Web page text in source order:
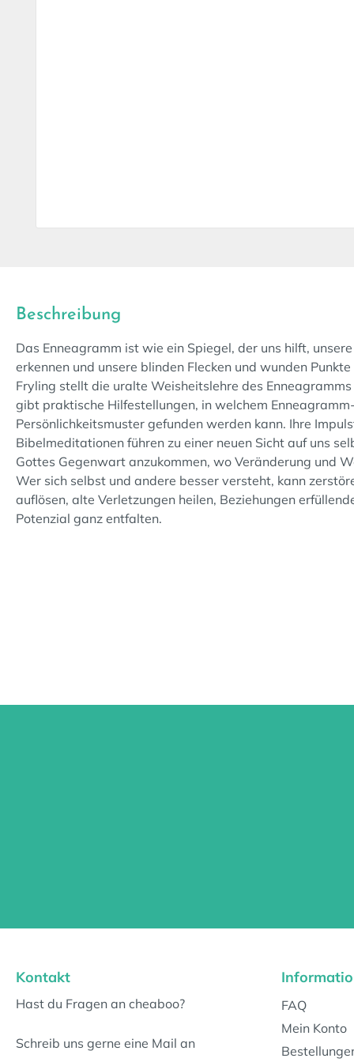
Beschreibung
Das Enneagramm ist wie ein Spiegel, der uns hilft,
erkennen und unsere blinden Flecken und wunden
Fryling stellt die uralte Weisheitslehre des
gibt praktische Hilfestellungen, in welchem
Persönlichkeitsmuster gefunden werden kann. Ihre
Bibelmeditationen führen zu einer neuen Sicht auf uns
Gottes Gegenwart anzukommen, wo Veränderung und
Wer sich selbst und andere besser versteht, kann
auflösen, alte Verletzungen heilen, Beziehungen
Potenzial ganz entfalten.
Kontakt
Hast du Fragen an cheaboo?
Schreib uns gerne eine Mail an
FAQ
Mein Konto